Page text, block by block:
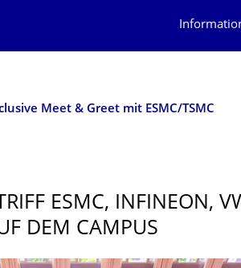
Meet & Greet mit ESMC/TSMC
ESMC, INFINEON,
DEM CAMPUS